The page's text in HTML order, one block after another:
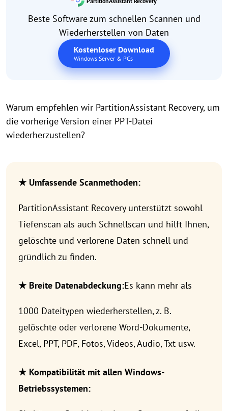
Beste Software zum schnellen Scannen und
Wiederherstellen von Daten
Kostenloser Download
Windows Server & PCs
Warum empfehlen wir PartitionAssistant Recovery, um
die vorherige Version einer PPT-Datei
wiederherzustellen?
★ Umfassende Scanmethoden:
PartitionAssistant Recovery unterstützt sowohl
Tiefenscan als auch Schnellscan und hilft Ihnen,
gelöschte und verlorene Daten schnell und
gründlich zu finden.
★ Breite Datenabdeckung:Es kann mehr als
1000 Dateitypen wiederherstellen, z. B.
gelöschte oder verlorene Word-Dokumente,
Excel, PPT, PDF, Fotos, Videos, Audio, Txt usw.
★ Kompatibilität mit allen Windows-
Betriebssystemen: